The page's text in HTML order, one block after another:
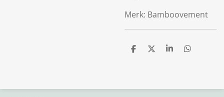
Merk: Bamboovement
D
D
S
D